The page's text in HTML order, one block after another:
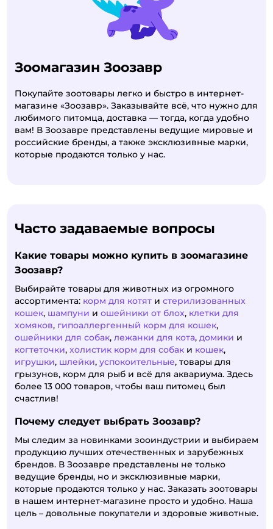
Зоомагазин Зоозавр
Покупайте зоотовары легко и быстро в интернет-
магазине «Зоозавр». Заказывайте всё, что нужно для
любимого питомца, доставка — тогда, когда удобно
вам! В Зоозавре представлены ведущие мировые и
российские бренды, а также эксклюзивные марки,
которые продаются только у нас.
Часто задаваемые вопросы
Какие товары можно купить в зоомагазине
Зоозавр?
Выбирайте товары для животных из огромного
ассортимента: корм для котят и стерилизованных
кошек, шампуни и ошейники от блох, клетки для
хомяков, гипоаллергенный корм для кошек,
ошейники для собак, лежанки для кота, домики и
когтеточки, холистик корм для собак и кошек,
игрушки, шлейки, успокоительные, товары для
грызунов, корм для рыб и всё для аквариума. Здесь
более 13 000 товаров, чтобы ваш питомец был
счастлив!
Почему следует выбрать Зоозавр?
Мы следим за новинками зооиндустрии и выбираем
продукцию лучших отечественных и зарубежных
брендов. В Зоозавре представлены не только
ведущие бренды, но и эксклюзивные марки,
которые продаются только у нас. Заказать зоотовары
в нашем интернет-магазине просто и удобно. Наша
цель – довольные покупатели и здоровые животные.